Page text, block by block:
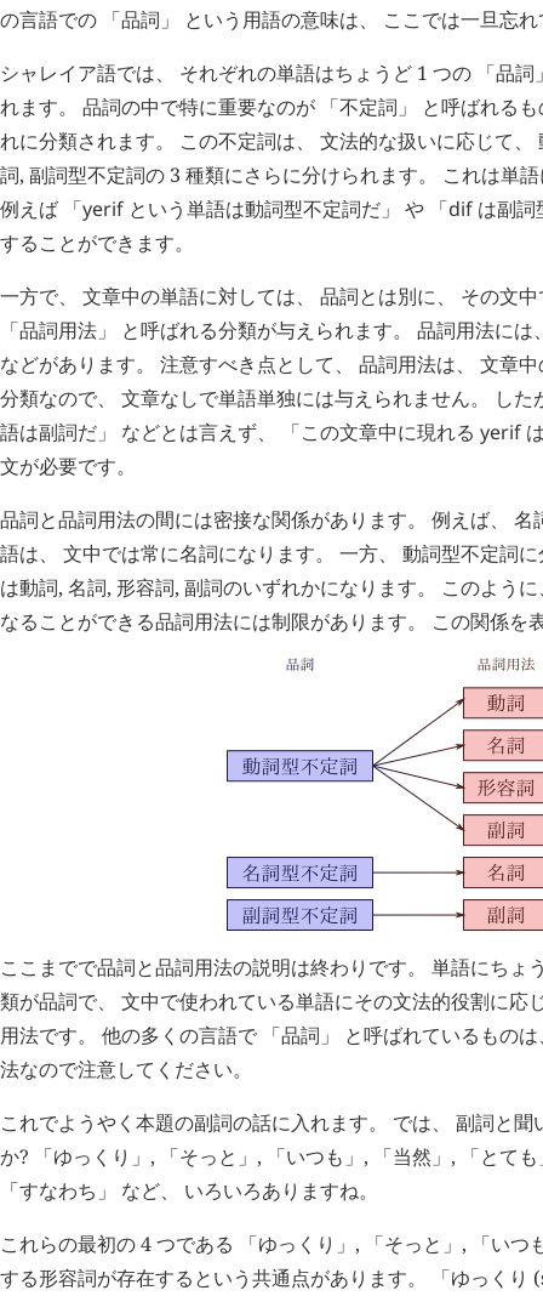
の言語での 「品詞」 という用語の意味は、 ここでは一旦忘
シャレイア語では、 それぞれの単語はちょうど 1 つの 「品
れます。 品詞の中で特に重要なのが 「不定詞」 と呼ばれる
れに分類されます。 この不定詞は、 文法的な扱いに応じて、
詞, 副詞型不定詞の 3 種類にさらに分けられます。 これは単
例えば 「yerif という単語は動詞型不定詞だ」 や 「dif は副詞
することができます。
一方で、 文章中の単語に対しては、 品詞とは別に、 その文
「品詞用法」 と呼ばれる分類が与えられます。 品詞用法に
などがあります。 注意すべき点として、 品詞用法は、 文章
分類なので、 文章なしで単語単独には与えられません。 した
語は副詞だ」 などとは言えず、 「この文章中に現れる yerif
文が必要です。
品詞と品詞用法の間には密接な関係があります。 例えば、
語は、 文中では常に名詞になります。 一方、 動詞型不定詞
は動詞, 名詞, 形容詞, 副詞のいずれかになります。 このよう
なることができる品詞用法には制限があります。 この関係を
ここまでで品詞と品詞用法の説明は終わりです。 単語にちょ
類が品詞で、 文中で使われている単語にその文法的役割に応
用法です。 他の多くの言語で 「品詞」 と呼ばれているもの
法なので注意してください。
これでようやく本題の副詞の話に入れます。 では、 副詞と
か? 「ゆっくり」, 「そっと」, 「いつも」, 「当然」, 「とて
「すなわち」 など、 いろいろありますね。
これらの最初の 4 つである 「ゆっくり」, 「そっと」, 「いつ
する形容詞が存在するという共通点があります。 「ゆっくり